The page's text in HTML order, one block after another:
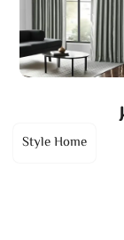
Style Home